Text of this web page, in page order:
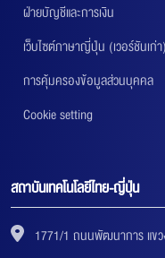
ฝ่ายบัญชีและการเงิน
เว็บไซต์ภาษาญี่ปุ่น (เวอร์ชันเก่า)
การคุ้มครองข้อมูลส่วนบุคคล
Cookie setting
สถาบันเทคโนโลยีไทย-ญี่ปุ่น
1771/1 ถนนพัฒนาการ แขว